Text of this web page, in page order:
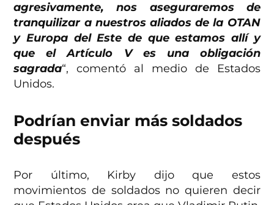
agresivamente, nos aseguraremos de
tranquilizar a nuestros aliados de la OTAN
y Europa del Este de que estamos allí y
que el Artículo V es una obligación
sagrada“, comentó al medio de Estados
Unidos.
Podrían enviar más soldados
después
Por último, Kirby dijo que estos
movimientos de soldados no quieren decir